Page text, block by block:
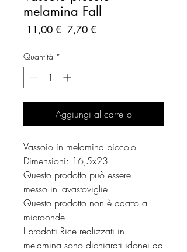
melamina Fall
11,00 € Prezzo
7,70 €Prezzo
Quantità *
Aggiungi al carrello
Vassoio in melamina piccolo
Dimensioni: 16,5x23
Questo prodotto può essere
messo in lavastoviglie
Questo prodotto non è adatto al
microonde
I prodotti Rice realizzati in
melamina sono dichiarati idonei da